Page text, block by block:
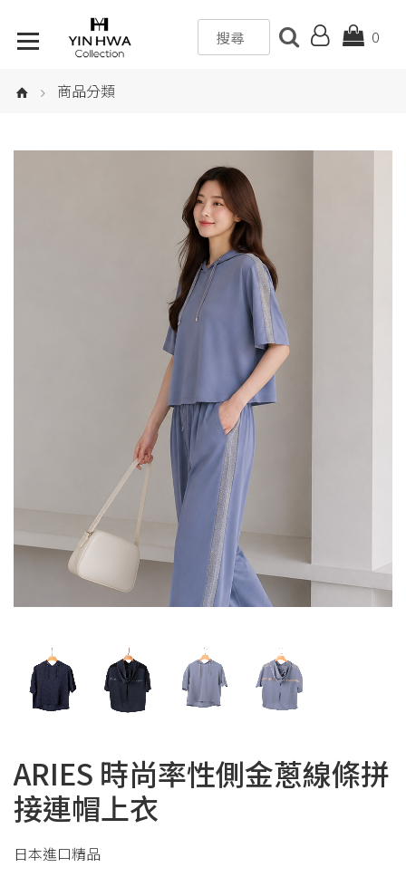
0
商品分類
ARIES 時尚率性側金蔥線條拼
接連帽上衣
日本進口精品